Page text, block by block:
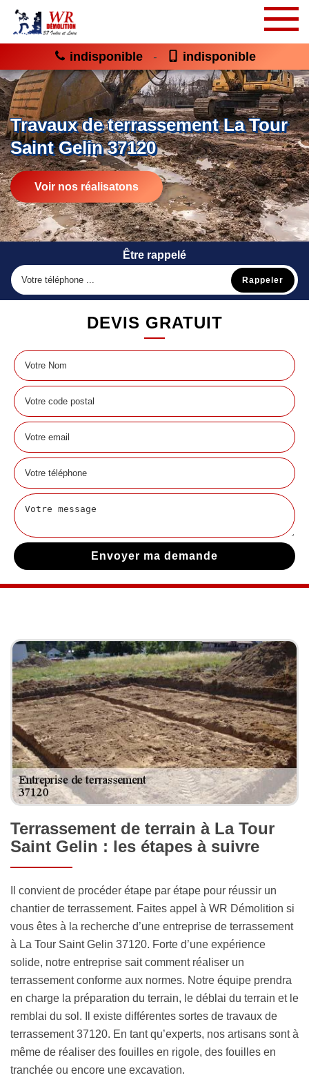
indisponible - indisponible
Travaux de terrassement La Tour
Saint Gelin 37120
Voir nos réalisatons
Être rappelé
DEVIS GRATUIT
Terrassement de terrain à La Tour
Saint Gelin : les étapes à suivre
Il convient de procéder étape par étape pour réussir un
chantier de terrassement. Faites appel à WR Démolition si
vous êtes à la recherche d’une entreprise de terrassement
à La Tour Saint Gelin 37120. Forte d’une expérience
solide, notre entreprise sait comment réaliser un
terrassement conforme aux normes. Notre équipe prendra
en charge la préparation du terrain, le déblai du terrain et le
remblai du sol. Il existe différentes sortes de travaux de
terrassement 37120. En tant qu’experts, nos artisans sont à
même de réaliser des fouilles en rigole, des fouilles en
tranchée ou encore une excavation.